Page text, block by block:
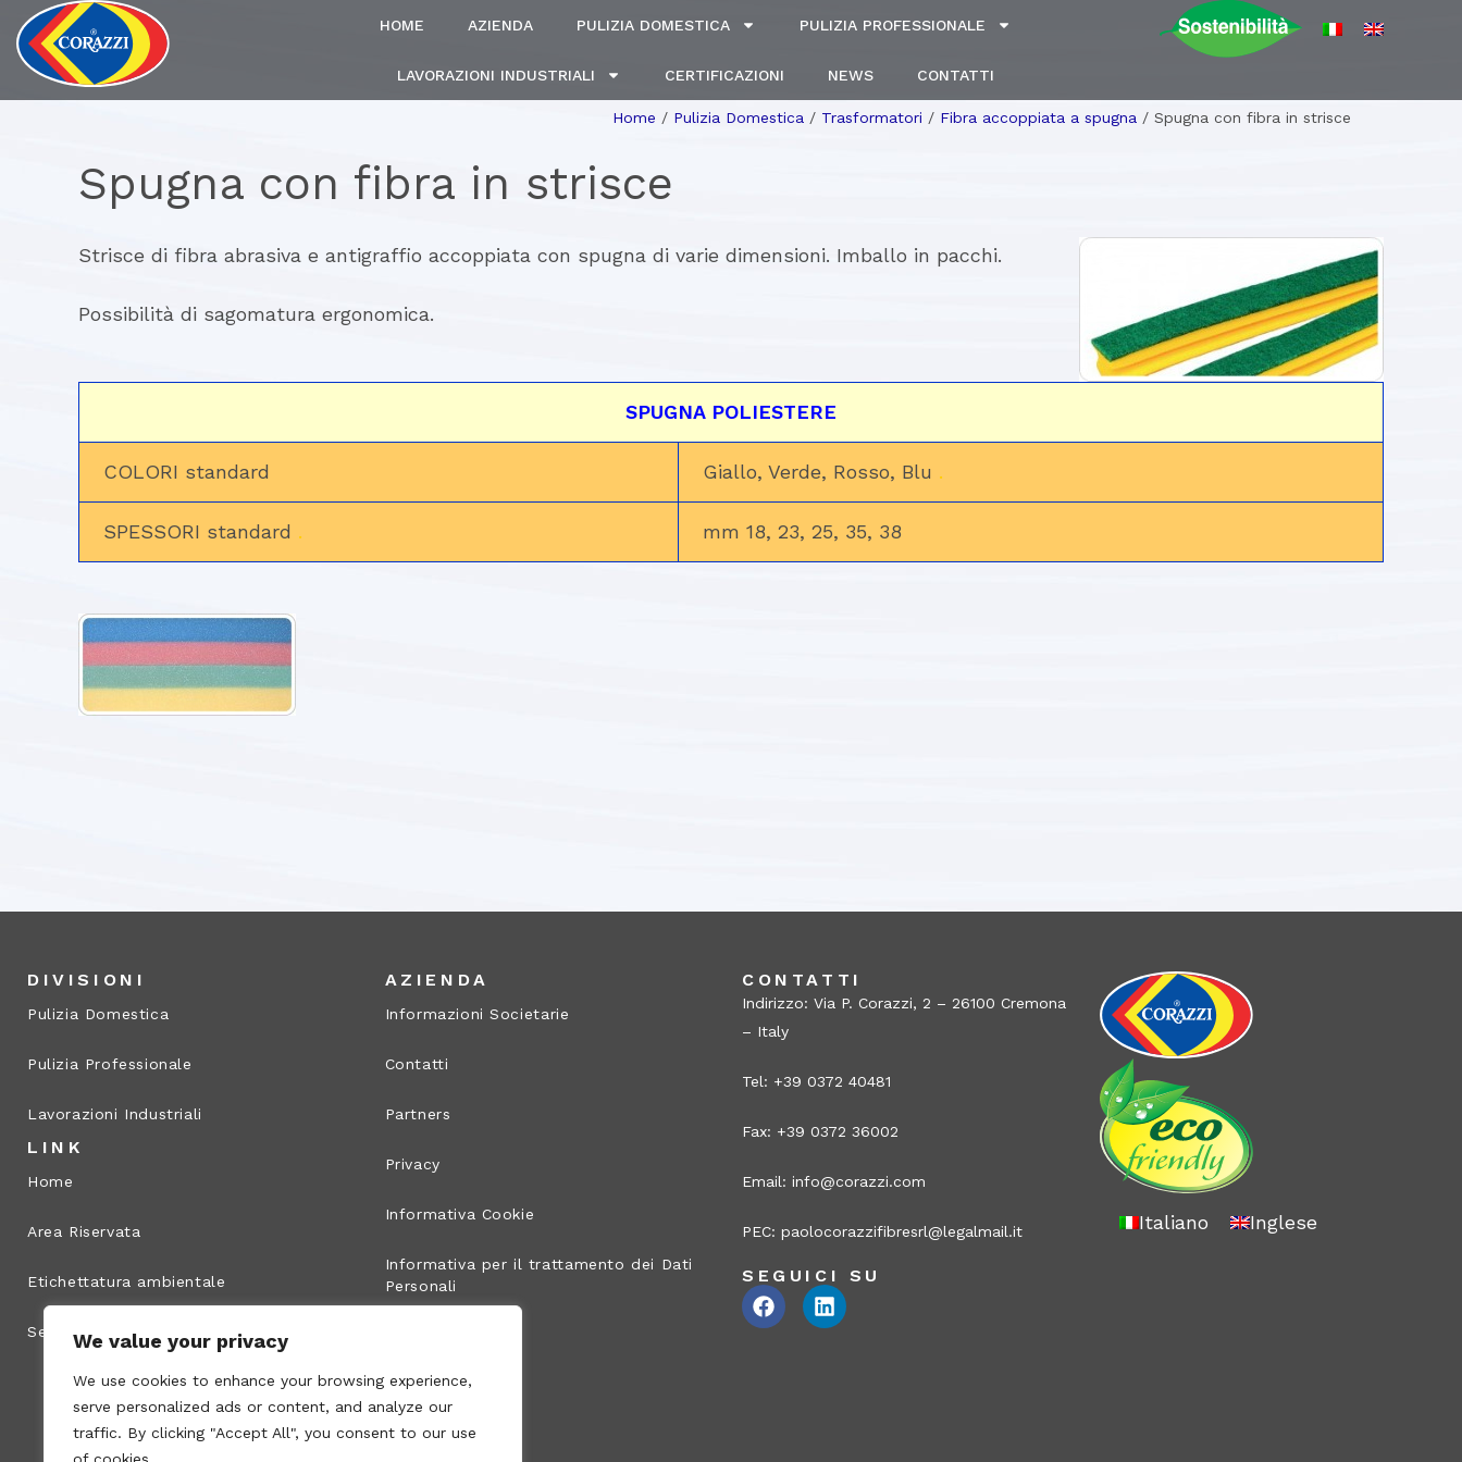
We value your privacy
We use cookies to enhance your browsing experience,
serve personalized ads or content, and analyze our
traffic. By clicking "Accept All", you consent to our use
HOME AZIENDA PULIZIA DOMESTICA PULIZIA PROFESSIONALE
LAVORAZIONI INDUSTRIALI CERTIFICAZIONI NEWS CONTATTI
Home / Pulizia Domestica / Trasformatori / Fibra accoppiata a spugna / Spugna con fibra in strisce
Spugna con fibra in strisce
Strisce di fibra abrasiva e antigraffio accoppiata con spugna di varie dimensioni. Imballo in pacchi.
Possibilità di sagomatura ergonomica.
SPUGNA POLIESTERE
COLORI standard Giallo, Verde, Rosso, Blu .
SPESSORI standard . mm 18, 23, 25, 35, 38
DIVISIONI
Pulizia Domestica
Pulizia Professionale
Lavorazioni Industriali
LINK
Home
Area Riservata
Etichettatura ambientale
Segnalazione illeciti
AZIENDA
Informazioni Societarie
Contatti
Partners
Privacy
Informativa Cookie
Informativa per il trattamento dei Dati
Personali
Mappa del sito
CONTATTI
Indirizzo: Via P. Corazzi, 2 – 26100 Cremona
– Italy
Tel: +39 0372 40481
Fax: +39 0372 36002
Email: info@corazzi.com
PEC: paolocorazzifibresrl@legalmail.it
SEGUICI SU
Italiano Inglese